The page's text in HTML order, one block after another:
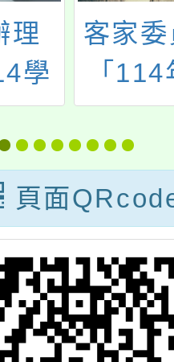
理
學
中
增
力
」
客家
「
小學
賽-客
頁面